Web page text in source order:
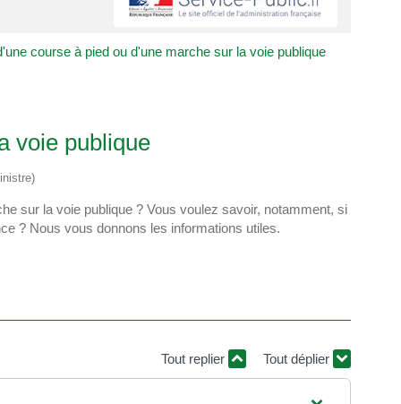
course à pied ou d'une marche sur la voie publique
voie publique
sur la voie publique ? Vous voulez savoir, notamment, si
? Nous vous donnons les informations utiles.
Tout replier Tout déplier